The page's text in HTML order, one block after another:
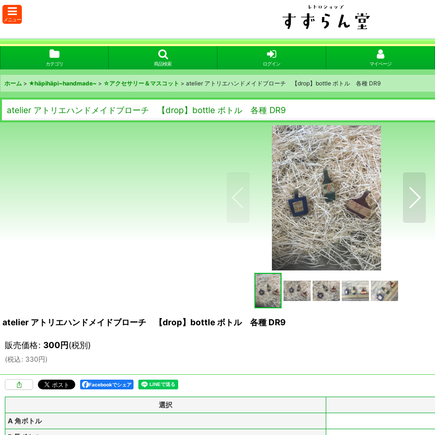
メニュー
カテゴリ 商品検索 ログイン マイページ
ホーム > ★häpihäpi~handmade~ > ☆アクセサリー＆マスコット > atelier アトリエハンドメイドブローチ 【drop】bottle ボトル 各種 DR9
atelier アトリエハンドメイドブローチ 【drop】bottle ボトル 各種 DR9
atelier アトリエハンドメイドブローチ 【drop】bottle ボトル 各種 DR9
販売価格: 300円(税別)
(税込: 330円)
Facebookでシェア
選択
A 角ボトル